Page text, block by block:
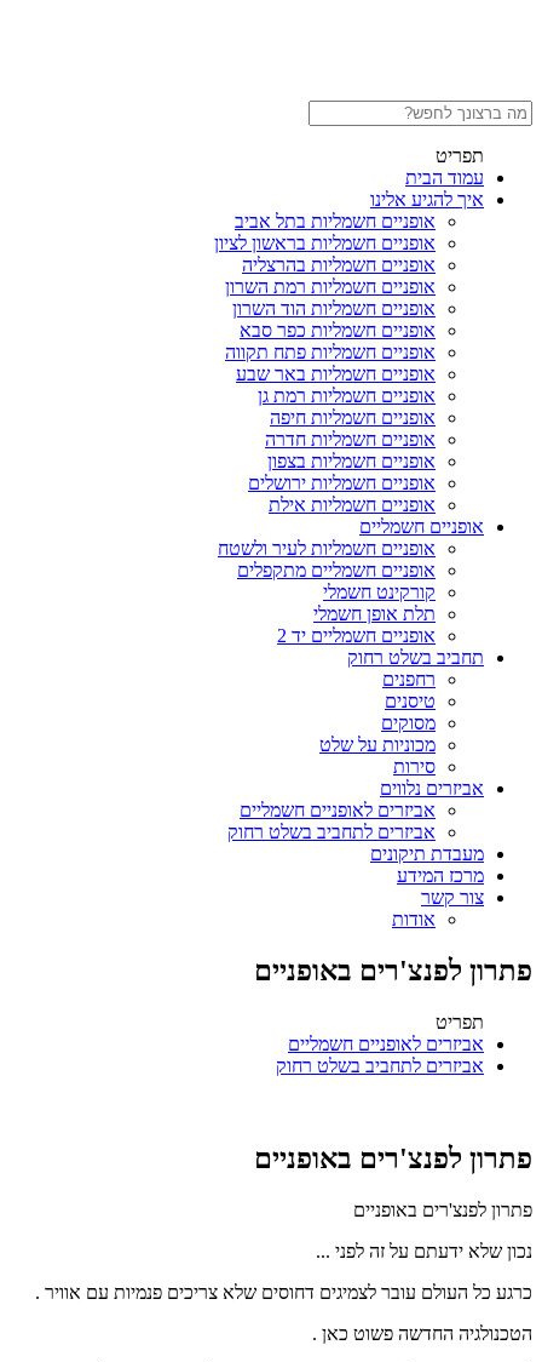
תפריט
עמוד הבית
איך להגיע אלינו
אופניים חשמליות בתל אביב
אופניים חשמליות בראשון לציון
אופניים חשמליות בהרצליה
אופניים חשמליות רמת השרון
אופניים חשמליות הוד השרון
אופניים חשמליות כפר סבא
אופניים חשמליות פתח תקווה
אופניים חשמליות באר שבע
אופניים חשמליות רמת גן
אופניים חשמליות חיפה
אופניים חשמליות חדרה
אופניים חשמליות בצפון
אופניים חשמליות ירושלים
אופניים חשמליות אילת
אופניים חשמליים
אופניים חשמליות לעיר ולשטח
אופניים חשמליים מתקפלים
קורקינט חשמלי
תלת אופן חשמלי
אופניים חשמליים יד 2
תחביב בשלט רחוק
רחפנים
טיסנים
מסוקים
מכוניות על שלט
סירות
אביזרים נלווים
אביזרים לאופניים חשמליים
אביזרים לתחביב בשלט רחוק
מעבדת תיקונים
מרכז המידע
צור קשר
אודות
פתרון לפנצ'רים באופניים
תפריט
אביזרים לאופניים חשמליים
אביזרים לתחביב בשלט רחוק
פתרון לפנצ'רים באופניים
פתרון לפנצ'רים באופניים
נכון שלא ידעתם על זה לפני ...
כרגע כל העולם עובר לצמיגים דחוסים שלא צריכים פנמיות עם אוויר .
הטכנולגיה החדשה פשוט כאן .